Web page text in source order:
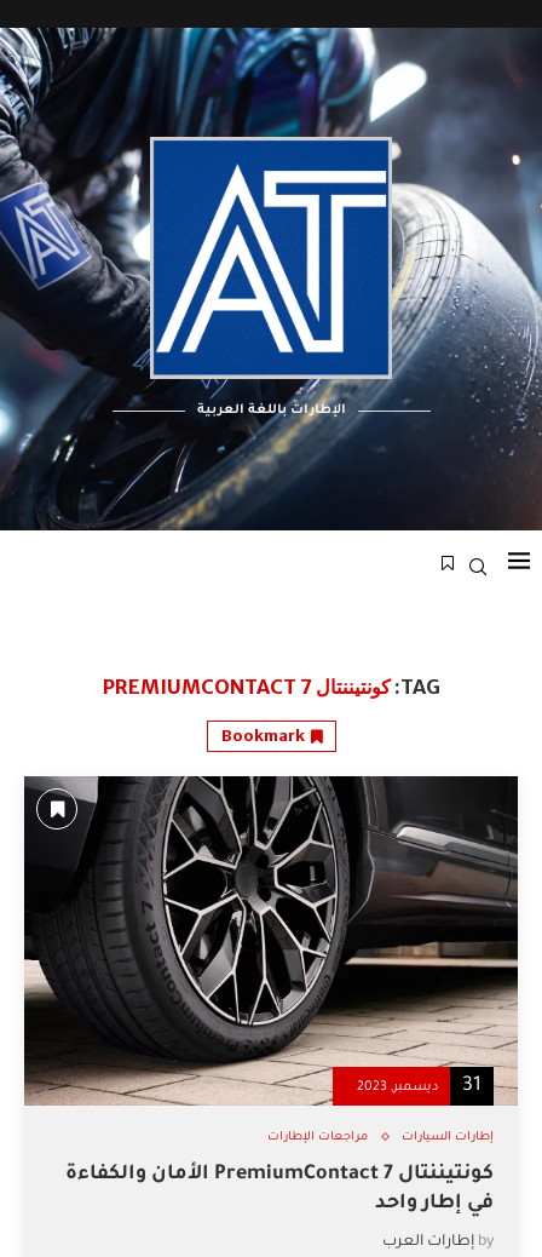
الإطارات باللغة العربية
TAG: كونتيننتال PREMIUMCONTACT 7
Bookmark
31 ديسمبر, 2023
إطارات السيارات مراجعات الإطارات
كونتيننتال PremiumContact 7 الأمان والكفاءة
في إطار واحد
by إطارات العرب